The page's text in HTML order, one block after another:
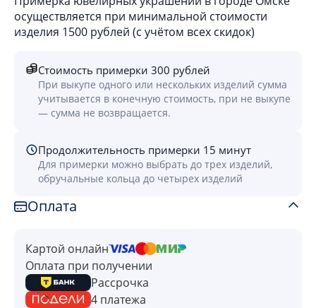
осуществляется при минимальной стоимости
изделия 1500 рублей (с учётом всех скидок)
Стоимость примерки 300 рублей
При выкупе одного или нескольких изделий сумма
учитывается в конечную стоимость, при не выкупе
— сумма не возвращается.
Продолжительность примерки 15 минут
Для примерки можно выбрать до трех изделий,
обручальные кольца до четырех изделий
Оплата
Картой онлайн
Оплата при получении
Рассрочка
4 платежа